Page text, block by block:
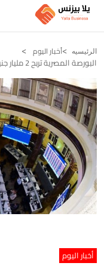
الرئيسيه أخبار اليوم
البورصة المصرية تربح 2 مليار جنيه بختام جلسة تعاملات اليوم الثلاثاء
أخبار اليوم